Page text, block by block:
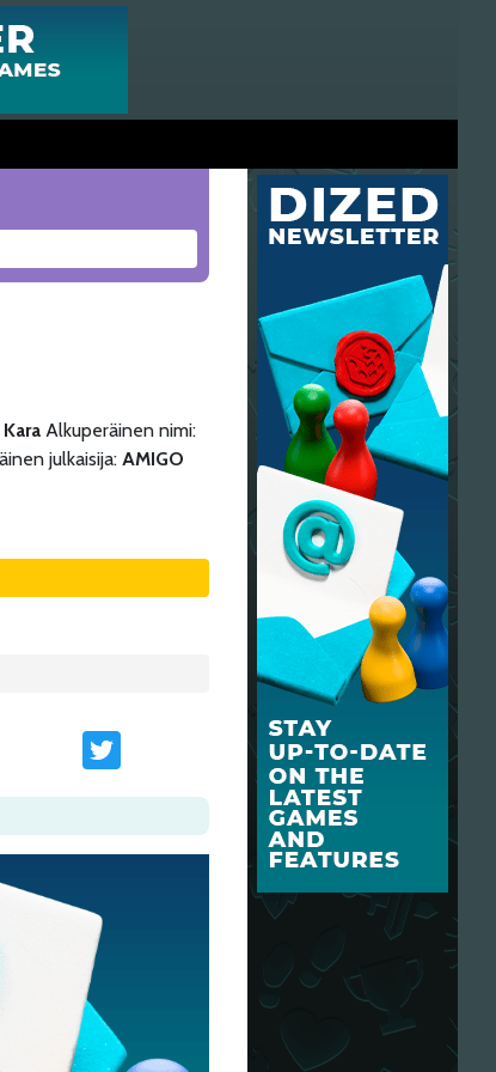
Alkuperäinen nimi:
julkaisija: AMIGO